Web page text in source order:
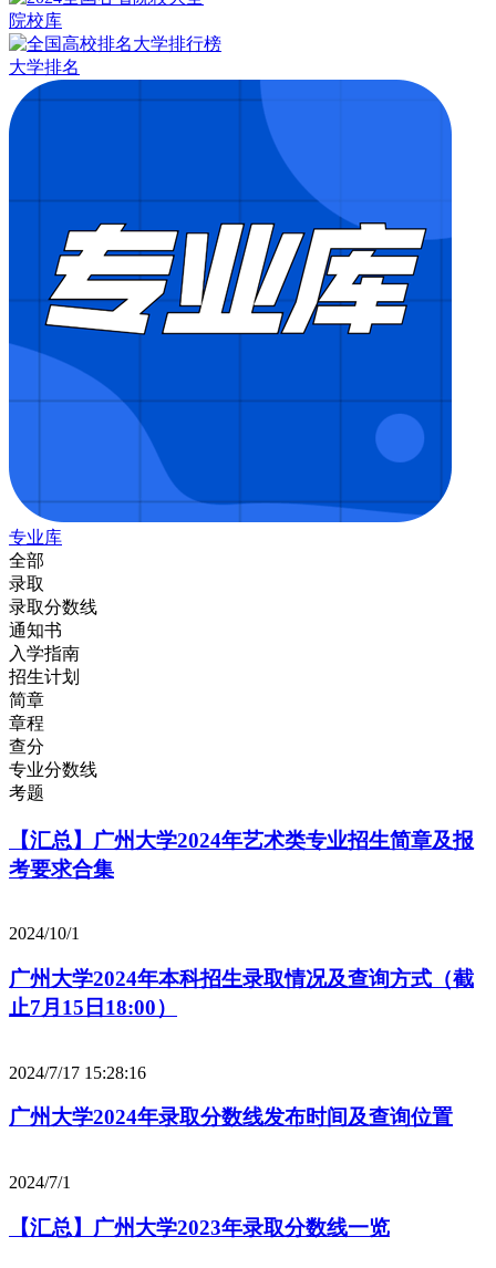
院校库
大学排名
专业库
全部
录取
录取分数线
通知书
入学指南
招生计划
简章
章程
查分
专业分数线
考题
【汇总】广州大学2024年艺术类专业招生简章及报
考要求合集
2024/10/1
广州大学2024年本科招生录取情况及查询方式（截
止7月15日18:00）
2024/7/17 15:28:16
广州大学2024年录取分数线发布时间及查询位置
2024/7/1
【汇总】广州大学2023年录取分数线一览